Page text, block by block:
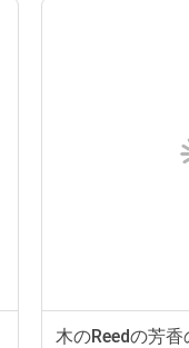
木のReedの芳